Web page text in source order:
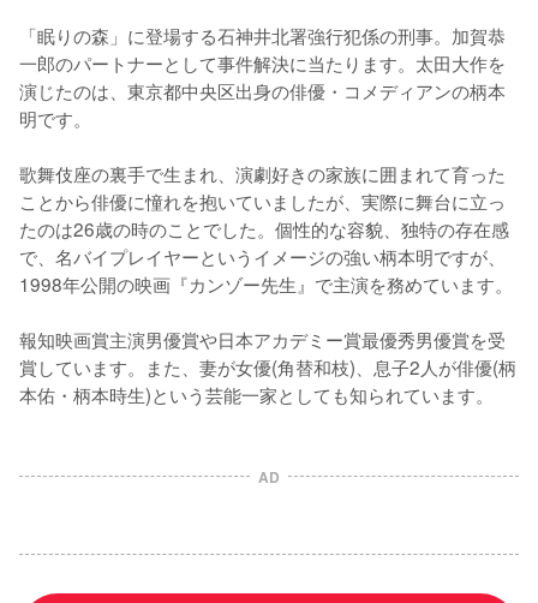
「眠りの森」に登場する石神井北署強行犯係の刑事。加賀恭
一郎のパートナーとして事件解決に当たります。太田大作を
演じたのは、東京都中央区出身の俳優・コメディアンの柄本
明です。
歌舞伎座の裏手で生まれ、演劇好きの家族に囲まれて育った
ことから俳優に憧れを抱いていましたが、実際に舞台に立っ
たのは26歳の時のことでした。個性的な容貌、独特の存在感
で、名バイプレイヤーというイメージの強い柄本明ですが、
1998年公開の映画『カンゾー先生』で主演を務めています。
報知映画賞主演男優賞や日本アカデミー賞最優秀男優賞を受
賞しています。また、妻が女優(角替和枝)、息子2人が俳優(柄
本佑・柄本時生)という芸能一家としても知られています。
AD